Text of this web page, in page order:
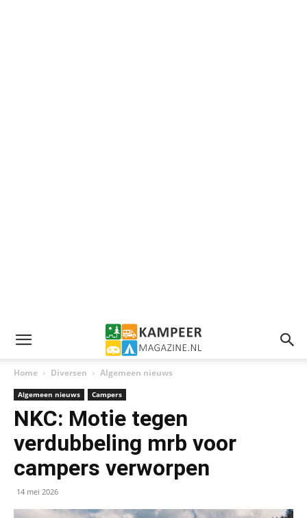
Home Diversen Algemeen nieuws
Algemeen nieuws Campers
NKC: Motie tegen
verdubbeling mrb voor
campers verworpen
14 mei 2026